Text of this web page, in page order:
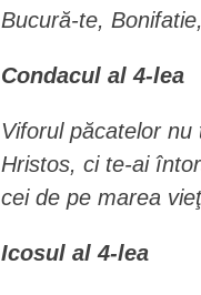
Bucură-te,
Condacul al 4-lea
Viforul păcatelor
Hristos, ci te-ai
cei de pe marea
Icosul al 4-lea